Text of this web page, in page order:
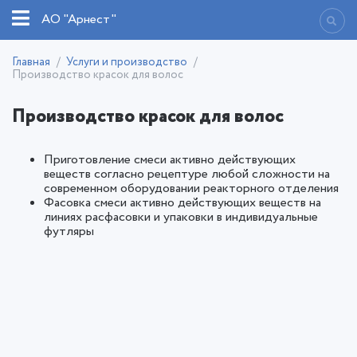
АО "Арнест"
Главная
Услуги и производство
Производство красок для волос
Производство красок для волос
Приготовление смеси активно действующих
веществ согласно рецептуре любой сложности на
современном оборудовании реакторного отделения
Фасовка смеси активно действующих веществ на
линиях расфасовки и упаковки в индивидуальные
футляры